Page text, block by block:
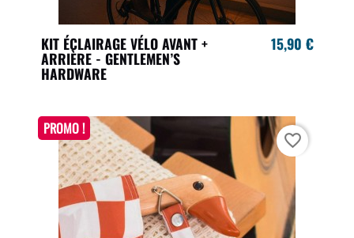
KIT ÉCLAIRAGE VÉLO AVANT +
ARRIÈRE - GENTLEMEN’S
HARDWARE
15,90 €
PROMO !
favorite_border